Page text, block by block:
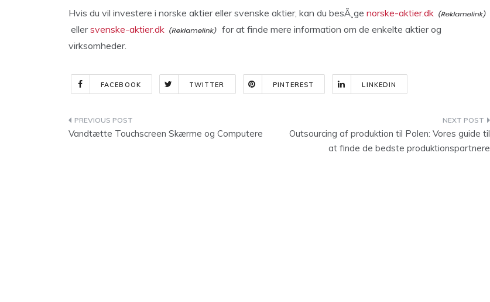
Hvis du vil investere i norske aktier eller svenske aktier, kan du besÃ¸ge norske-aktier.dk
ellersvenske-aktier.dk
for at finde mere information om de enkelte aktier og
virksomheder.
FACEBOOK TWITTER PINTEREST LINKEDIN
Indlægsnavigation
Vandtætte Touchscreen Skærme og Computere
Outsourcing af produktion til Polen: Vores guide til
at finde de bedste produktionspartnere